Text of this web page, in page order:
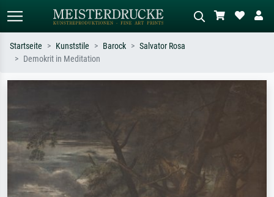
Startseite Kunststile Barock
Salvator Rosa
Demokrit in Meditation